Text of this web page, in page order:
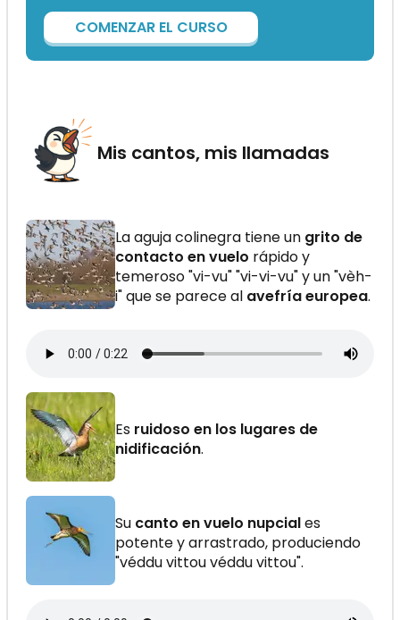
COMENZAR EL CURSO
Mis cantos, mis llamadas
La aguja colinegra tiene un grito de
contacto en vuelo rápido y
temeroso "vi-vu" "vi-vi-vu" y un "vèh-
i" que se parece al avefría europea.
Es ruidoso en los lugares de
nidificación.
Su canto en vuelo nupciales
potente y arrastrado, produciendo
"véddu vittou véddu vittou".